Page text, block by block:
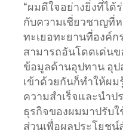
“ผมดีใจอย่างยิ่งที่ได้
กับความเชี่ยวชาญที่
ทะเยอทะยานที่องค์
สามารถอันโดดเด่น
ข้อมูลด้านอุปทาน อุป
เข้าด้วยกันก็ทำให้ผ
ความสำเร็จและนำ
ธุรกิจของผมมาปรับ
ส่วนเพื่อผลประโยชน์